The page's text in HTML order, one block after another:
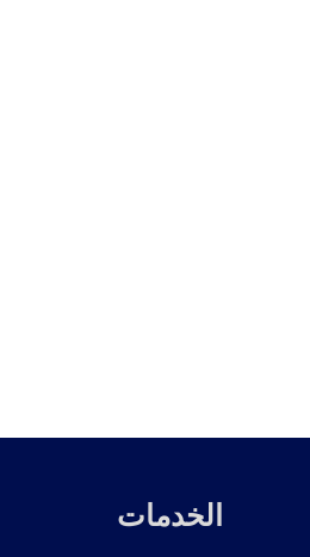
الخدمات